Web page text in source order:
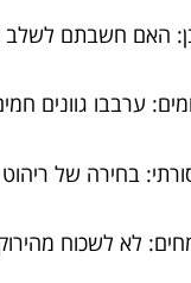
האם חשבתם לשלב
ערבבו גוונים
בחירה של
לא לשכוח